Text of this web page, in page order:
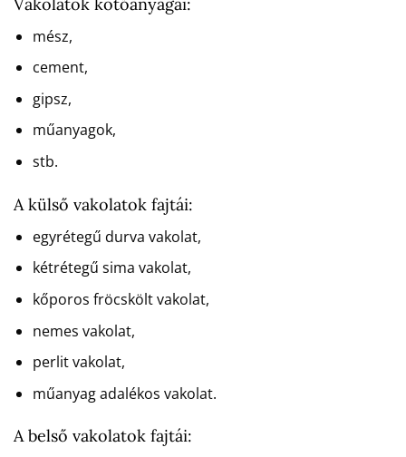
mész,
cement,
gipsz,
műanyagok,
stb.
A külső vakolatok fajtái:
egyrétegű durva vakolat,
kétrétegű sima vakolat,
kőporos fröcskölt vakolat,
nemes vakolat,
perlit vakolat,
műanyag adalékos vakolat.
A belső vakolatok fajtái: